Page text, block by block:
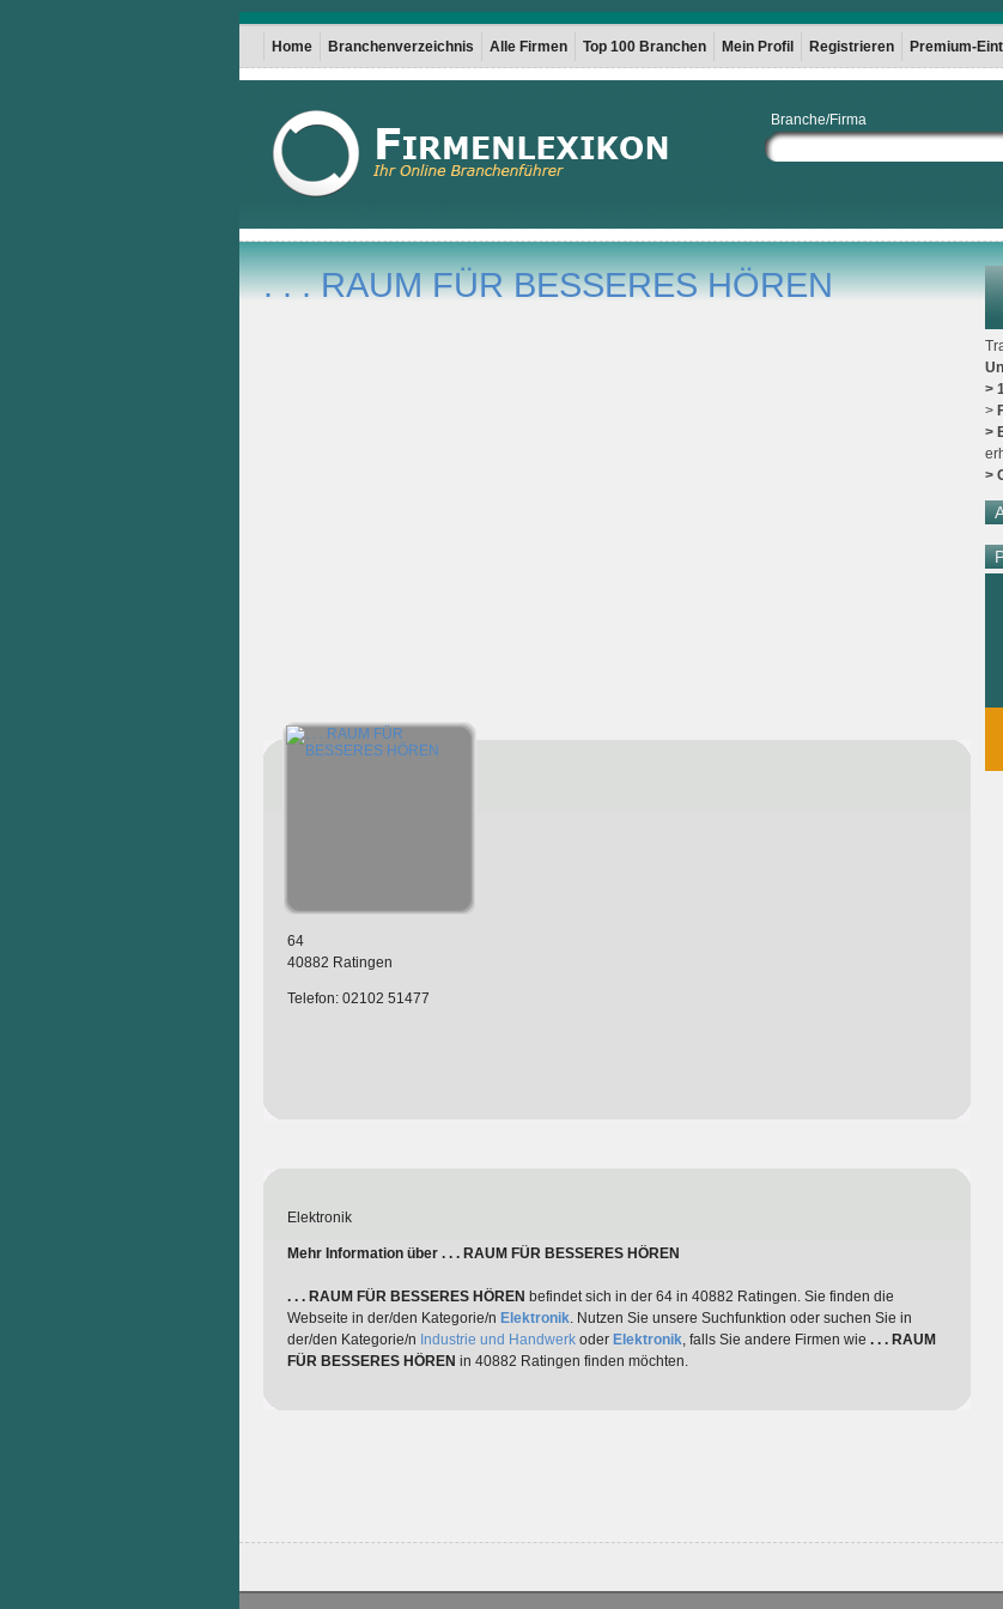
Home Branchenverzeichnis Alle Firmen Top 100 Branchen Mein Profil Registrieren Premium-
Branche/Firma
. . . RAUM FÜR BESSERES HÖREN
64
40882 Ratingen
Telefon: 02102 51477
Elektronik
Mehr Information über . . . RAUM FÜR BESSERES HÖREN
. . . RAUM FÜR BESSERES HÖREN befindet sich in der 64 in 40882 Ratingen. Sie finden die
Webseite in der/den Kategorie/n Elektronik. Nutzen Sie unsere Suchfunktion oder suchen Sie in
der/den Kategorie/n Industrie und Handwerkoder Elektronik, falls Sie andere Firmen wie . . . RAUM
FÜR BESSERES HÖREN in 40882 Ratingen finden möchten.
>
>
>
>